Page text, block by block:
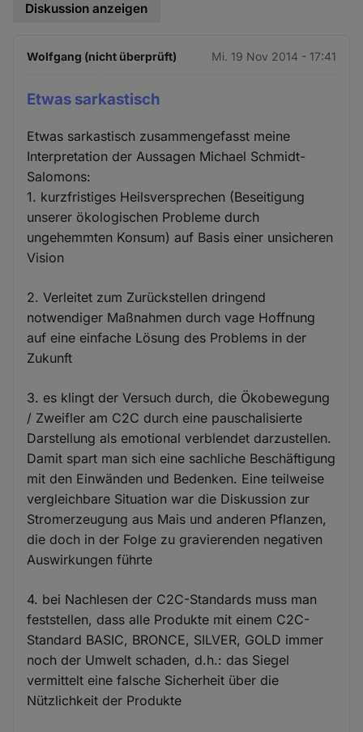
Diskussion anzeigen
Wolfgang (nicht überprüft) Mi. 19 Nov 2014 - 17:41
Etwas sarkastisch
Etwas sarkastisch zusammengefasst meine
Interpretation der Aussagen Michael Schmidt-
Salomons:
1. kurzfristiges Heilsversprechen (Beseitigung
unserer ökologischen Probleme durch
ungehemmten Konsum) auf Basis einer unsicheren
Vision
2. Verleitet zum Zurückstellen dringend
notwendiger Maßnahmen durch vage Hoffnung
auf eine einfache Lösung des Problems in der
Zukunft
3. es klingt der Versuch durch, die Ökobewegung
/ Zweifler am C2C durch eine pauschalisierte
Darstellung als emotional verblendet darzustellen.
Damit spart man sich eine sachliche Beschäftigung
mit den Einwänden und Bedenken. Eine teilweise
vergleichbare Situation war die Diskussion zur
Stromerzeugung aus Mais und anderen Pflanzen,
die doch in der Folge zu gravierenden negativen
Auswirkungen führte
4. bei Nachlesen der C2C-Standards muss man
feststellen, dass alle Produkte mit einem C2C-
Standard BASIC, BRONCE, SILVER, GOLD immer
noch der Umwelt schaden, d.h.: das Siegel
vermittelt eine falsche Sicherheit über die
Nützlichkeit der Produkte